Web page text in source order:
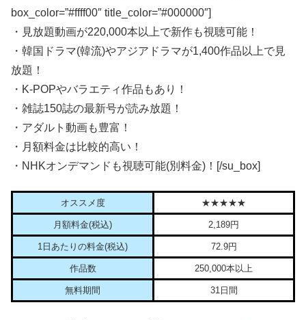
box_color=”#ffff00″ title_color=”#000000″]
・見放題動画が220,000本以上で新作も視聴可能！
・韓国ドラマ(韓流)やアジアドラマが1,400作品以上で見
放題！
・K-POPやバラエティ作品もあり！
・雑誌150誌の最新号が読み放題！
・アダルト動画も豊富！
・月額料金は比較的高い！
・NHKオンデマンドも視聴可能(別料金)！[/su_box]
オススメ度 ★★★★★
月額料金(税込) 2,189円
1日あたりの料金(税込) 72.9円
作品数 250,000本以上
無料期間 31日間